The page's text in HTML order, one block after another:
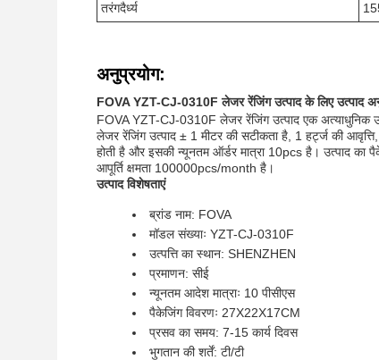
तरंगदैर्ध्य
अनुप्रयोग:
FOVA YZT-CJ-0310F लेजर रेंजिंग उत्पाद के लिए उत्पाद
FOVA YZT-CJ-0310F लेजर रेंजिंग उत्पाद एक अत्याधुनिक
लेजर रेंजिंग उत्पाद ± 1 मीटर की सटीकता है, 1 हर्ट्ज की
होती है और इसकी न्यूनतम ऑर्डर मात्रा 10pcs है। उत्पाद
आपूर्ति क्षमता 100000pcs/month है।
उत्पाद विशेषताएं
ब्रांड नाम: FOVA
मॉडल संख्याः YZT-CJ-0310F
उत्पत्ति का स्थान: SHENZHEN
प्रमाणन: सीई
न्यूनतम आदेश मात्राः 10 पीसीएस
पैकेजिंग विवरणः 27X22X17CM
प्रसव का समय: 7-15 कार्य दिवस
भुगतान की शर्तें: टी/टी